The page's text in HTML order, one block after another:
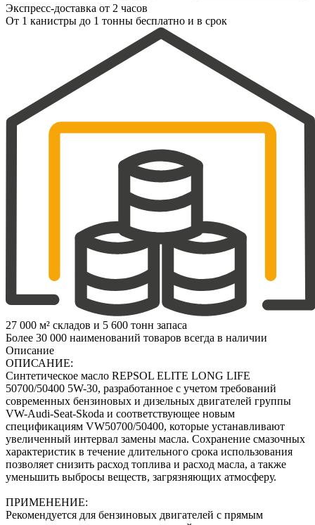
Экспресс-доставка от 2 часов
От 1 канистры до 1 тонны бесплатно и в срок
27 000 м² складов и 5 600 тонн запаса
Более 30 000 наименований товаров всегда в наличии
Описание
ОПИСАНИЕ:
Синтетическое масло REPSOL ELITE LONG LIFE
50700/50400 5W-30, разработанное с учетом требований
современных бензиновых и дизельных двигателей группы
VW-Audi-Seat-Skoda и соответствующее новым
спецификациям VW50700/50400, которые устанавливают
увеличенный интервал замены масла. Сохранение смазочных
характеристик в течение длительного срока использования
позволяет снизить расход топлива и расход масла, а также
уменьшить выбросы веществ, загрязняющих атмосферу.
ПРИМЕНЕНИЕ:
Рекомендуется для бензиновых двигателей с прямым